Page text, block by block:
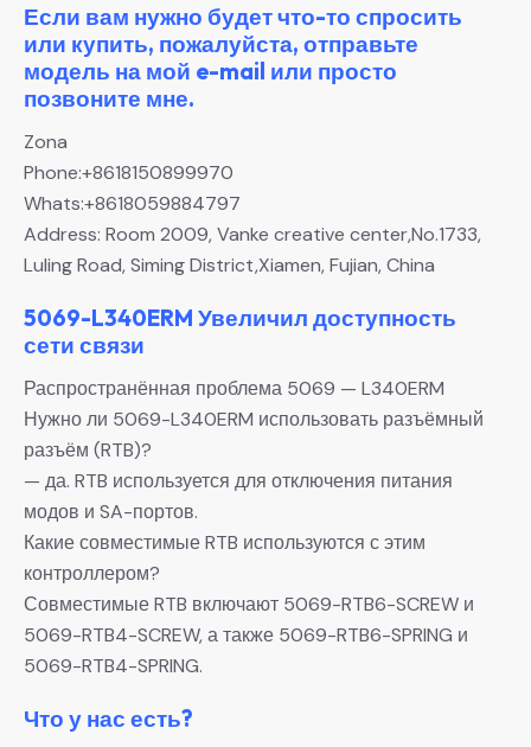
Если вам нужно будет что-то спросить
или купить, пожалуйста, отправьте
модель на мой e-mail или просто
позвоните мне.
Zona
Phone:+8618150899970
Whats:+8618059884797
Address: Room 2009, Vanke creative center,No.1733,
Luling Road, Siming District,Xiamen, Fujian, China
5069-L340ERM Увеличил доступность
сети связи
Распространённая проблема 5069 — L340ERM
Нужно ли 5069-L340ERM использовать разъёмный
разъём (RTB)?
— да. RTB используется для отключения питания
модов и SA-портов.
Какие совместимые RTB используются с этим
контроллером?
Совместимые RTB включают 5069-RTB6-SCREW и
5069-RTB4-SCREW, а также 5069-RTB6-SPRING и
5069-RTB4-SPRING.
Что у нас есть?